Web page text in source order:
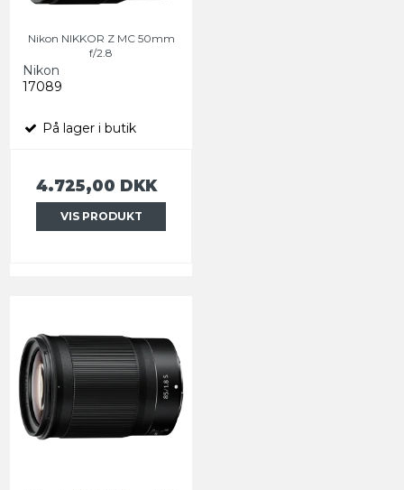
Nikon NIKKOR Z MC 50mm
f/2.8
Nikon
17089
På lager i butik
4.725,00 DKK
VIS PRODUKT